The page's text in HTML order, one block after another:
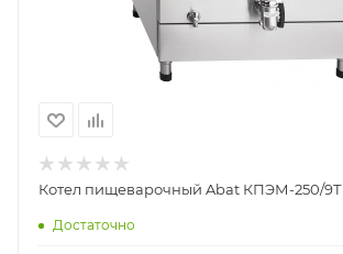
Котел пищеварочный Abat КПЭМ-250/9Т
Достаточно